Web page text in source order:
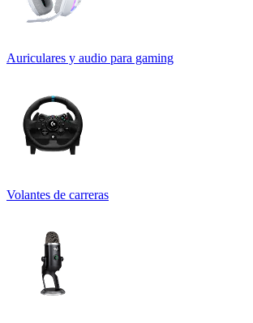
Auriculares y audio para gaming
Volantes de carreras